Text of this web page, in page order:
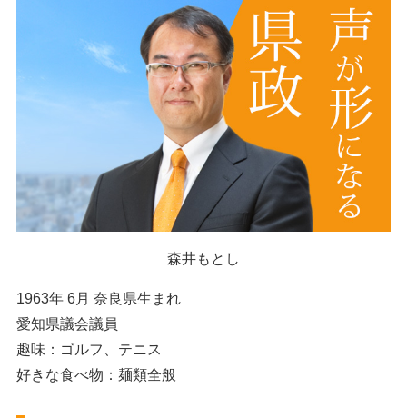
森井もとし
1963年 6月 奈良県生まれ
愛知県議会議員
趣味：ゴルフ、テニス
好きな食べ物：麺類全般